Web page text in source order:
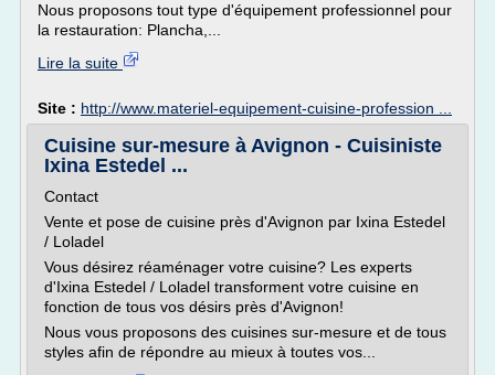
Nous proposons tout type d'équipement professionnel pour
la restauration: Plancha,...
Lire la suite
Site : http://www.materiel-equipement-cuisine-profession ...
Cuisine sur-mesure à Avignon - Cuisiniste
Ixina Estedel ...
Contact
Vente et pose de cuisine près d'Avignon par Ixina Estedel
/ Loladel
Vous désirez réaménager votre cuisine? Les experts
d'Ixina Estedel / Loladel transforment votre cuisine en
fonction de tous vos désirs près d'Avignon!
Nous vous proposons des cuisines sur-mesure et de tous
styles afin de répondre au mieux à toutes vos...